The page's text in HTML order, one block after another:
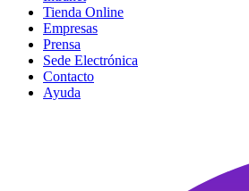
Tienda Online
Empresas
Prensa
Sede Electrónica
Contacto
Ayuda